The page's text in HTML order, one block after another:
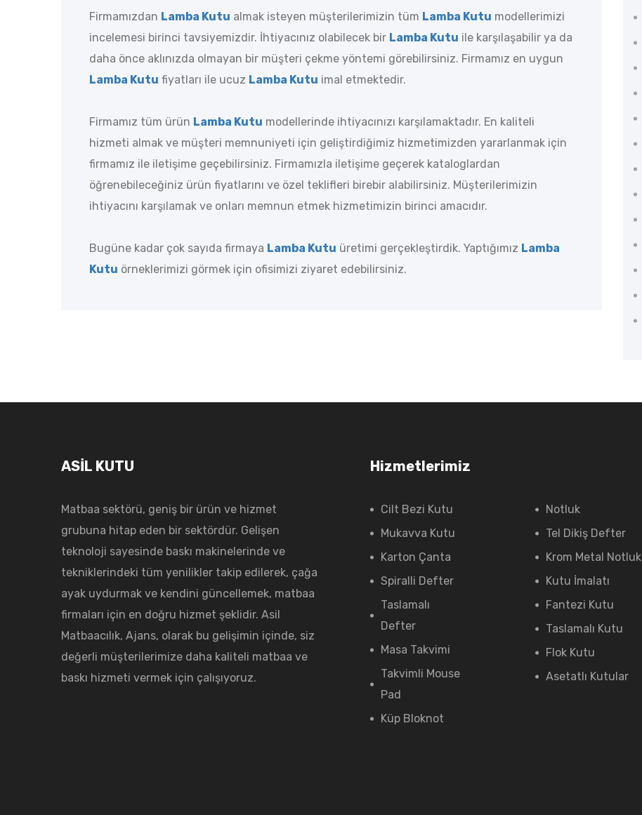
Firmamızdan Lamba Kutu almak isteyen müşterilerimizin tüm Lamba Kutu modellerimizi
incelemesi birinci tavsiyemizdir. İhtiyacınız olabilecek bir Lamba Kutu ile karşılaşabilir ya da
daha önce aklınızda olmayan bir müşteri çekme yöntemi görebilirsiniz. Firmamız en uygun
Lamba Kutu fiyatları ile ucuz Lamba Kutu imal etmektedir.
Firmamız tüm ürün Lamba Kutu modellerinde ihtiyacınızı karşılamaktadır. En kaliteli
hizmeti almak ve müşteri memnuniyeti için geliştirdiğimiz hizmetimizden yararlanmak için
firmamız ile iletişime geçebilirsiniz. Firmamızla iletişime geçerek kataloglardan
öğrenebileceğiniz ürün fiyatlarını ve özel teklifleri birebir alabilirsiniz. Müşterilerimizin
ihtiyacını karşılamak ve onları memnun etmek hizmetimizin birinci amacıdır.
Bugüne kadar çok sayıda firmaya Lamba Kutu üretimi gerçekleştirdik. Yaptığımız Lamba
Kutu örneklerimizi görmek için ofisimizi ziyaret edebilirsiniz.
ASİL KUTU
Matbaa sektörü, geniş bir ürün ve hizmet
grubuna hitap eden bir sektördür. Gelişen
teknoloji sayesinde baskı makinelerinde ve
tekniklerindeki tüm yenilikler takip edilerek, çağa
ayak uydurmak ve kendini güncellemek, matbaa
firmaları için en doğru hizmet şeklidir. Asil
Matbaacılık, Ajans, olarak bu gelişimin içinde, siz
değerli müşterilerimize daha kaliteli matbaa ve
baskı hizmeti vermek için çalışıyoruz.
Hizmetlerimiz
Cilt Bezi Kutu
Mukavva Kutu
Karton Çanta
Spiralli Defter
Taslamalı
Defter
Masa Takvimi
Takvimli Mouse
Pad
Küp Bloknot
Notluk
Tel Dikiş Defter
Krom Metal Notluk
Kutu İmalatı
Fantezi Kutu
Taslamalı Kutu
Flok Kutu
Asetatlı Kutular